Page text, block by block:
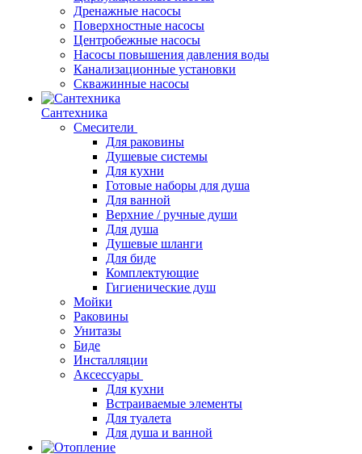
Дренажные насосы
Поверхностные насосы
Центробежные насосы
Насосы повышения давления воды
Канализационные установки
Скважинные насосы
Сантехника
Смесители
Для раковины
Душевые системы
Для кухни
Готовые наборы для душа
Для ванной
Верхние / ручные души
Для душа
Душевые шланги
Для биде
Комплектующие
Гигиенические душ
Мойки
Раковины
Унитазы
Биде
Инсталляции
Аксессуары
Для кухни
Встраиваемые элементы
Для туалета
Для душа и ванной